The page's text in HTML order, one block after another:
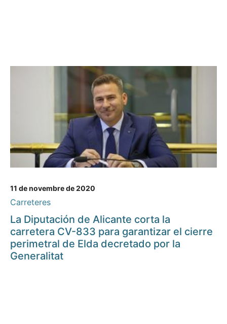
11 de novembre de 2020
Carreteres
La Diputación de Alicante corta la
carretera CV-833 para garantizar el cierre
perimetral de Elda decretado por la
Generalitat